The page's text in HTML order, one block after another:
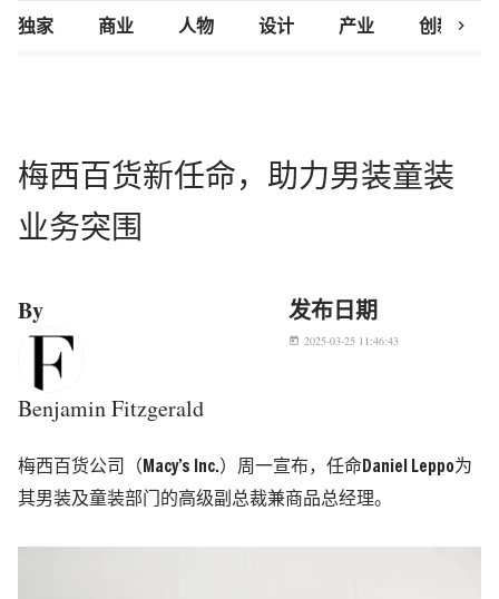
独家 商业 人物 设计 产业 创新研究
chevron_right
梅西百货新任命，助力男装童装
业务突围
By
Benjamin Fitzgerald
发布日期
today 2025-03-25 11:46:43
梅西百货公司（Macy’s Inc.）周一宣布，任命Daniel Leppo为
其男装及童装部门的高级副总裁兼商品总经理。